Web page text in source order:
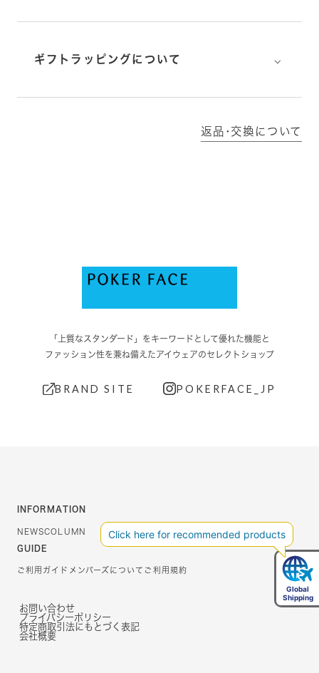
ギフトラッピングについて ⌵
返品･交換について
「上質なスタンダード」をキーワードとして優れた機能と
ファッション性を兼ね備えたアイウェアのセレクトショップ
BRAND SITE POKERFACE_JP
INFORMATION
NEWSCOLUMN
GUIDE
ご利用ガイド メンバーズについて ご利用規約
お問い合わせ
プライバシーポリシー
特定商取引法にもとづく表記
会社概要